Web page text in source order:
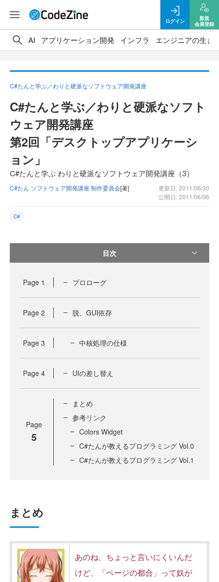
ログイン
新規
会員登録
AI アプリケーション開発 インフラ エンジニアの生き
C#たんと学ぶ／わりと硬派なソフトウェア開発講座
C#たんと学ぶ／わりと硬派なソフト
ウェア開発講座
第2回「デスクトップアプリケーシ
ョン」
C#たんと学ぶ わりと硬派なソフトウェア開発講座（3）
C#たん ソフトウェア開発講座 制作委員会[著]
更新日: 2011/06/30
公開日: 2011/06/06
C#
目次
Page 1 プロローグ
Page 2 脱、GUI依存
Page 3 中核処理の仕様
Page 4 UIの差し替え
Page
5
まとめ
参考リンク
Colors Widget
C#たんが教えるプログラミング Vol.0
C#たんが教えるプログラミング Vol.1
まとめ
あのね、ちょっと言いにくいんだ
けど、「ページの都合」って奴が